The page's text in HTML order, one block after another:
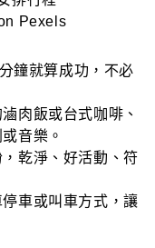
Pexels
鐘就算成功，不必
肉飯或台式咖啡、
音樂。
乾淨、好活動、符
車或叫車方式，讓